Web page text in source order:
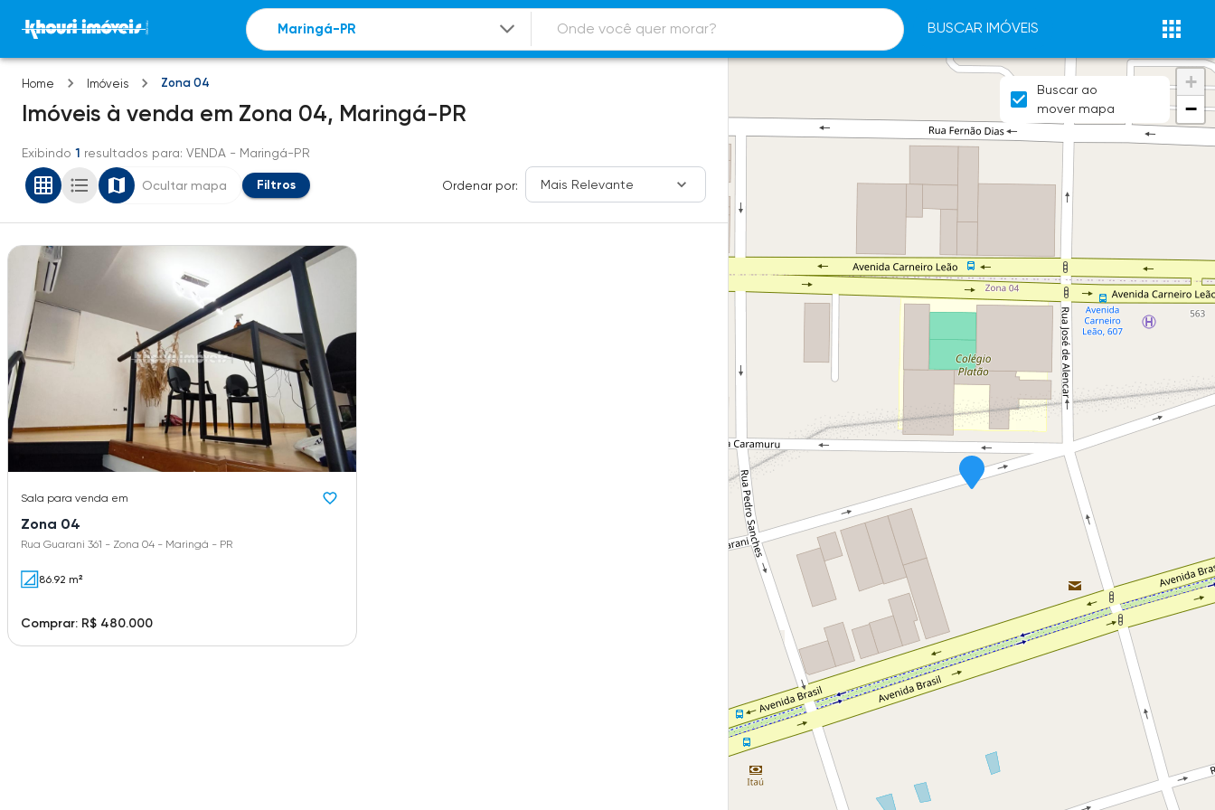
BUSCAR IMÓVEIS
Home Imóveis Zona 04
Imóveis à venda em Zona 04, Maringá-PR
Exibindo 1 resultados para: VENDA - Maringá-PR
Ocultar mapa Filtros Ordenar por: Mais Relevante
Sala para venda em
Zona 04
Rua Guarani 361 - Zona 04 - Maringá - PR
86.92 m²
Comprar: R$ 480.000
+
−
Buscar ao
mover mapa